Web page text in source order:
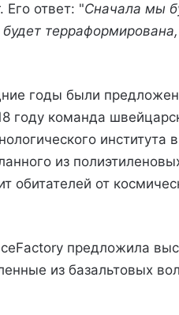
ответ: "Сначала мы
годы были
году команда
института
из
обитателей от
предложила
из базальтовых